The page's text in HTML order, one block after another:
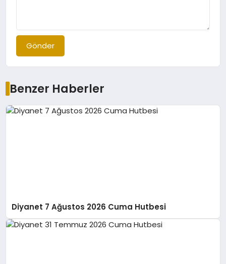
Gönder
Benzer Haberler
Diyanet 7 Ağustos 2026 Cuma Hutbesi